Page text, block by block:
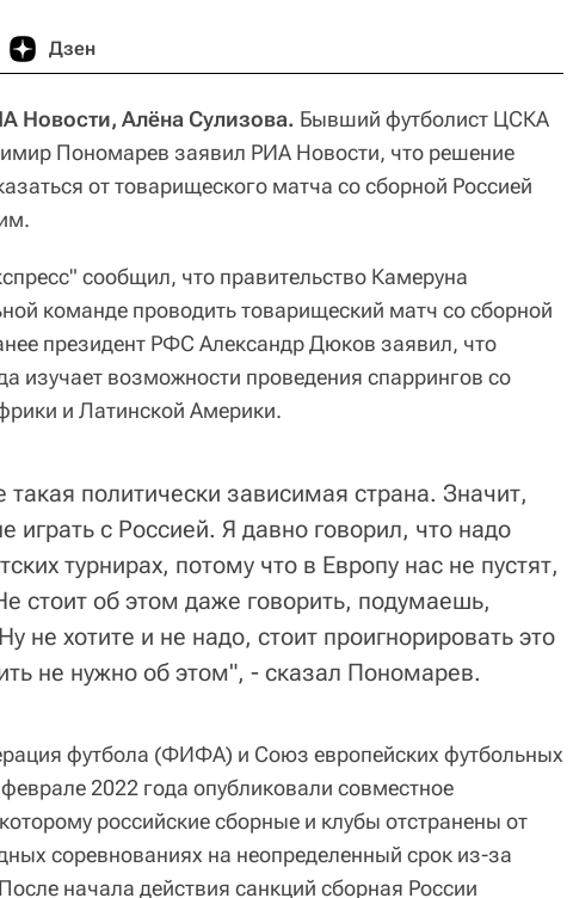
Дзен
Новости, Алёна Сулизова. Бывший футболист ЦСКА
Пономарев заявил РИА Новости, что решение
от товарищеского матча со сборной Россией
сообщил, что правительство Камеруна
команде проводить товарищеский матч со сборной
президент РФС Александр Дюков заявил, что
изучает возможности проведения спаррингов со
и Латинской Америки.
такая политически зависимая страна. Значит,
играть с Россией. Я давно говорил, что надо
турнирах, потому что в Европу нас не пустят,
стоит об этом даже говорить, подумаешь,
не хотите и не надо, стоит проигнорировать это
не нужно об этом", - сказал Пономарев.
футбола (ФИФА) и Союз европейских футбольных
2022 года опубликовали совместное
российские сборные и клубы отстранены от
соревнованиях на неопределенный срок из-за
начала действия санкций сборная России